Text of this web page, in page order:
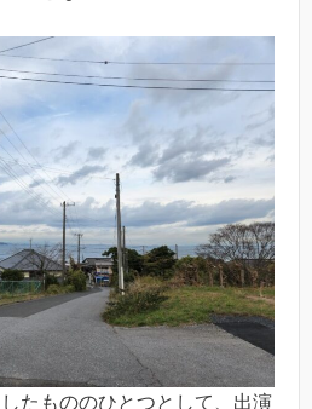
たもののひとつとして、出演